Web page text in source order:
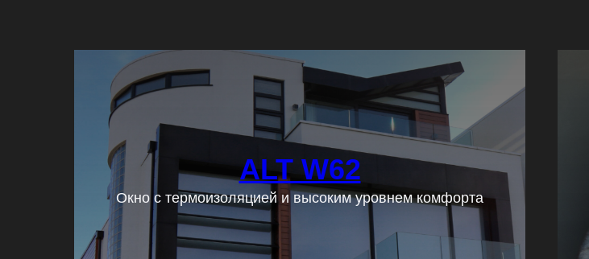
ALT W62
Окно с термоизоляцией и высоким уровнем комфорта
Подробнее